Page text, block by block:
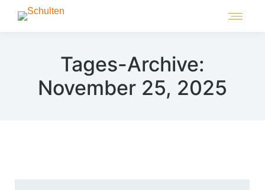
Tages-Archive:
November 25, 2025